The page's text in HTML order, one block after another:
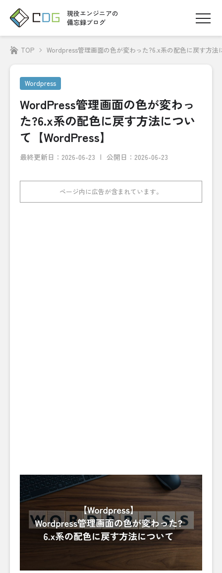
現役エンジニアの
備忘録ブログ
TOP Wordpress管理画面の色が変わった?6.x系の配色に戻す方法
Wordpress
WordPress管理画面の色が変わっ
た?6.x系の配色に戻す方法につい
て【WordPress】
最終更新日： 2026-06-23 公開日：2026-06-23
ページ内に広告が含まれています。